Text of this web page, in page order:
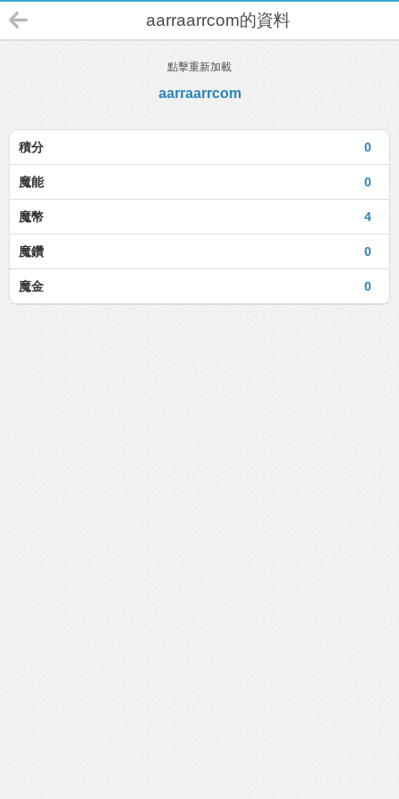
aarraarrcom的資料
點擊重新加載
aarraarrcom
0
積分
0
魔能
4
魔幣
0
魔鑽
0
魔金